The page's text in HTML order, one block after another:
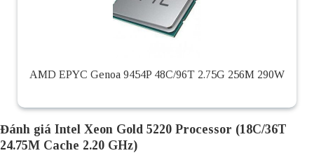
AMD EPYC Genoa 9454P 48C/96T 2.75G 256M 290W
Đánh giá Intel Xeon Gold 5220 Processor (18C/36T
24.75M Cache 2.20 GHz)